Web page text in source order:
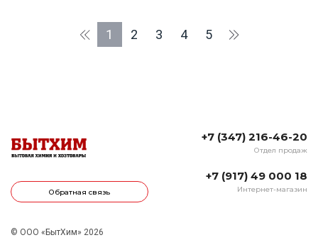
1 2 3 4 5
Обратная связь
+7 (347) 216-46-20
Отдел продаж
+7 (917) 49 000 18
Интернет-магазин
© ООО «БытХим» 2026